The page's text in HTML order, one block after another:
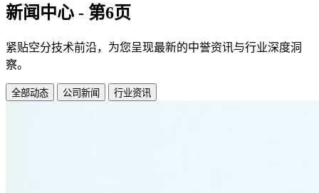
新闻中心 - 第6页
紧贴空分技术前沿，为您呈现最新的中誉资讯与行业深度洞
察。
全部动态 公司新闻 行业资讯